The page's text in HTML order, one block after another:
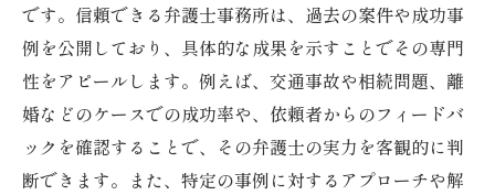
です。信頼できる弁護士事務所は、過去の案件や成功事
例を公開しており、具体的な成果を示すことでその専門
性をアピールします。例えば、交通事故や相続問題、離
婚などのケースでの成功率や、依頼者からのフィードバ
ックを確認することで、その弁護士の実力を客観的に判
断できます。また、特定の事例に対するアプローチや解